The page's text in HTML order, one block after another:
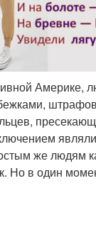
Америке,
же людям
Но в один